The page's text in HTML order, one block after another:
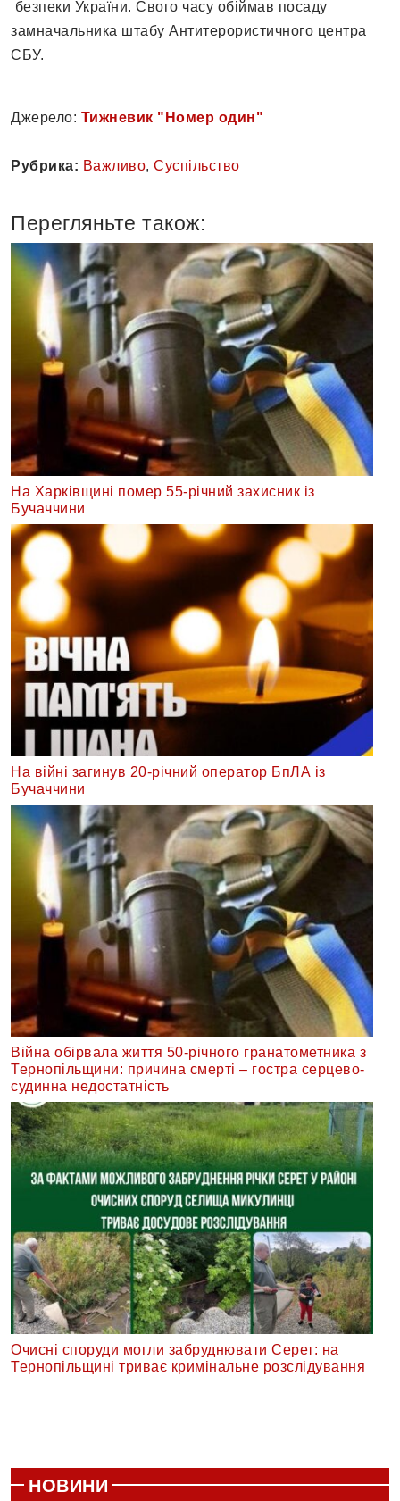
безпеки України. Свого часу обіймав посаду
замначальника штабу Антитерористичного центра
СБУ.
Джерело: Тижневик "Номер один"
Рубрика: Важливо, Суспільство
Перегляньте також:
На Харківщині помер 55-річний захисник із
Бучаччини
На війні загинув 20-річний оператор БпЛА із
Бучаччини
Війна обірвала життя 50-річного гранатометника з
Тернопільщини: причина смерті – гостра серцево-
судинна недостатність
Очисні споруди могли забруднювати Серет: на
Тернопільщині триває кримінальне розслідування
НОВИНИ